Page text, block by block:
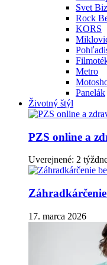
Svet
Rock
KORS
Metro
Panelák
Životný štýl
PZS online a
Uverejnené: 2
17. marca 2026